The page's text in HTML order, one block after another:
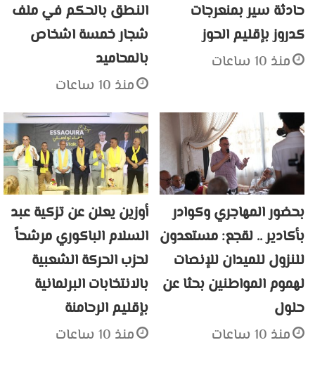
حادثة سير بمنعرجات
كدروز بإقليم الحوز
منذ 10 ساعات
النطق بالحكم في ملف
شجار خمسة اشخاص
بالمحاميد
منذ 10 ساعات
بحضور المهاجري وكوادر
بأكادير .. لقجع: مستعدون
للنزول للميدان للإنصات
لهموم المواطنين بحثا عن
حلول
منذ 10 ساعات
أوزين يعلن عن تزكية عبد
السلام الباكوري مرشحاً
لحزب الحركة الشعبية
بالانتخابات البرلمانية
بإقليم الرحامنة
منذ 10 ساعات